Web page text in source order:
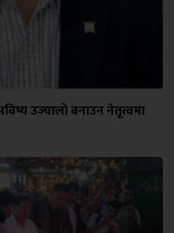
उज्यालो बनाउन नेतृत्वमा